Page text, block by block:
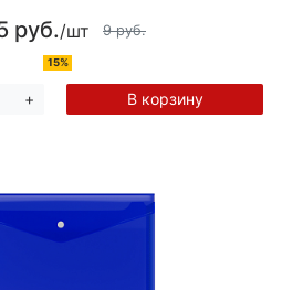
руб./шт 9 руб.
15%
+ В корзину